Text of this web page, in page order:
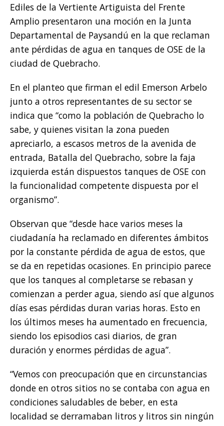
Ediles de la Vertiente Artiguista del Frente
Amplio presentaron una moción en la Junta
Departamental de Paysandú en la que reclaman
ante pérdidas de agua en tanques de OSE de la
ciudad de Quebracho.
En el planteo que firman el edil Emerson Arbelo
junto a otros representantes de su sector se
indica que “como la población de Quebracho lo
sabe, y quienes visitan la zona pueden
apreciarlo, a escasos metros de la avenida de
entrada, Batalla del Quebracho, sobre la faja
izquierda están dispuestos tanques de OSE con
la funcionalidad competente dispuesta por el
organismo”.
Observan que “desde hace varios meses la
ciudadanía ha reclamado en diferentes ámbitos
por la constante pérdida de agua de estos, que
se da en repetidas ocasiones. En principio parece
que los tanques al completarse se rebasan y
comienzan a perder agua, siendo así que algunos
días esas pérdidas duran varias horas. Esto en
los últimos meses ha aumentado en frecuencia,
siendo los episodios casi diarios, de gran
duración y enormes pérdidas de agua”.
“Vemos con preocupación que en circunstancias
donde en otros sitios no se contaba con agua en
condiciones saludables de beber, en esta
localidad se derramaban litros y litros sin ningún